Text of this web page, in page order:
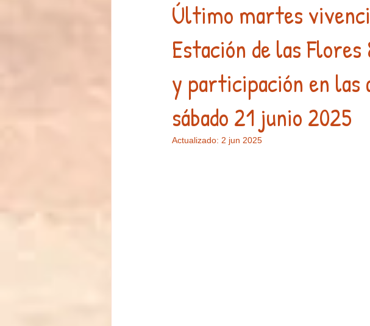
Eventos Alfombra de sal Educación
Último martes
Estación de las
y participación en las
sábado 21 junio 2025
Actualizado: 2 jun 2025